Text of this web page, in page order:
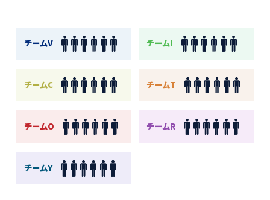
チームV チームI
チームC チームT
チームO チームR
チームY